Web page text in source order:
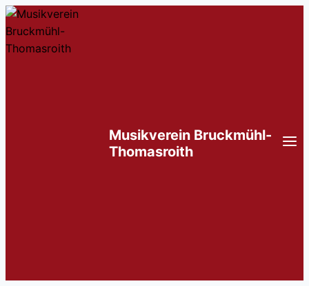
Zum
Inhalt
springen
Musikverein Bruckmühl-
Thomasroith